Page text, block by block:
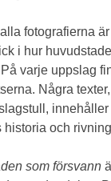
fotografierna
i hur
varje uppslag
Några
historia och
som försvann